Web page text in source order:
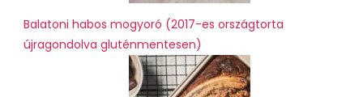
Balatoni habos mogyoró (2017-es országtorta
újragondolva gluténmentesen)